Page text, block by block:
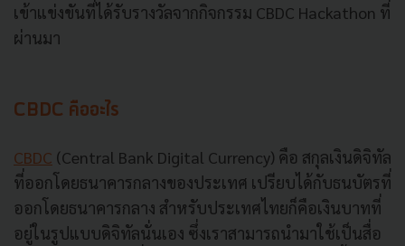
เข้าแข่งขันที่ได้รับรางวัลจากกิจกรรม CBDC Hackathon ที่
ผ่านมา
CBDC คืออะไร
CBDC (Central Bank Digital Currency) คือ สกุลเงินดิจิทัล
ที่ออกโดยธนาคารกลางของประเทศ เปรียบได้กับธนบัตรที่
ออกโดยธนาคารกลาง สำหรับประเทศไทยก็คือเงินบาทที่
อยู่ในรูปแบบดิจิทัลนั่นเอง ซึ่งเราสามารถนำมาใช้เป็นสื่อ